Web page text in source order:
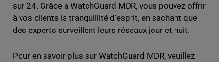
sur 24. Grâce à WatchGuard MDR, vous pouvez offrir
à vos clients la tranquillité d’esprit, en sachant que
des experts surveillent leurs réseaux jour et nuit.
Pour en savoir plus sur WatchGuard MDR, veuillez